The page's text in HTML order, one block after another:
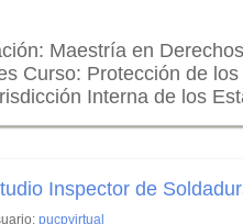
Maestría en
Curso: Protección de
Interna de los
Inspector de
pucpvirtual